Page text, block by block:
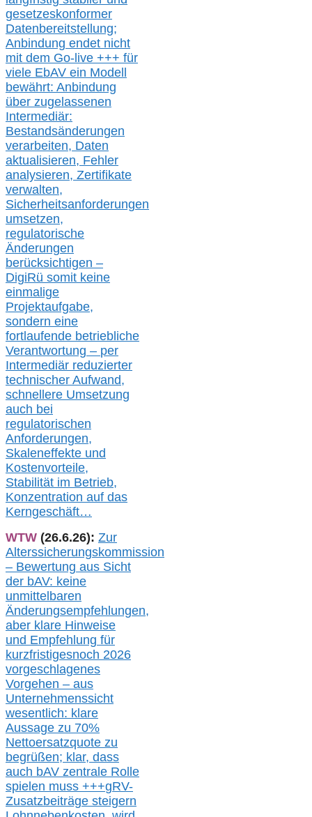
gesetzeskonformer
Datenbereitstellung;
Anbindung endet nicht
mit dem Go-live +++ für
viele EbAV ein Modell
bewährt: Anbindung
über zugelassenen
Intermediär:
Bestandsänderungen
verarbeiten, Daten
aktualisieren, Fehler
analysieren, Zertifikate
verwalten,
Sicherheitsanforderungen
umsetzen,
regulatorische
Änderungen
berücksichtigen –
DigiRü somit keine
einmalige
Projektaufgabe,
sondern eine
fortlaufende betriebliche
Verantwortung – per
Intermediär reduzierter
technischer Aufwand,
schnellere Umsetzung
auch bei
regulatorischen
Anforderungen,
Skaleneffekte und
Kostenvorteile,
Stabilität im Betrieb,
Konzentration auf das
Kerngeschäft…
WTW (26.6.26): Zur
Alterssicherungskommission
– Bewertung aus Sicht
der bAV: keine
unmittelbaren
Änderungsempfehlungen,
aber klare Hinweise
und Empfehlung für
kurzfristigesnoch 2026
vorgeschlagenes
Vorgehen – aus
Unternehmenssicht
wesentlich: klare
Aussage zu 70%
Nettoersatzquote zu
begrüßen; klar, dass
auch bAV zentrale Rolle
spielen muss +++gRV-
Zusatzbeiträge steigern